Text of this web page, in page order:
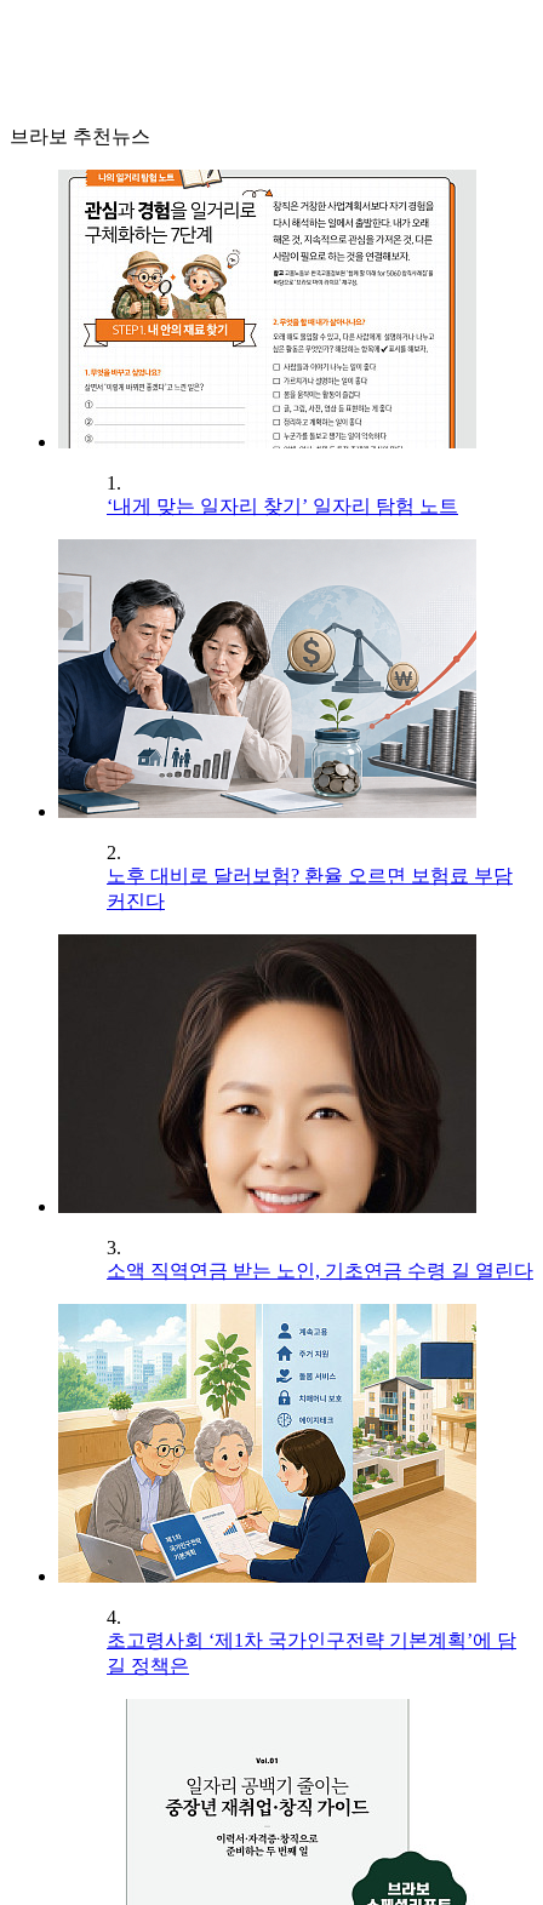
브라보 추천뉴스
1.
‘내게 맞는 일자리 찾기’ 일자리 탐험 노트
2.
노후 대비로 달러보험? 환율 오르면 보험료 부담
커진다
3.
소액 직역연금 받는 노인, 기초연금 수령 길 열린다
4.
초고령사회 ‘제1차 국가인구전략 기본계획’에 담
길 정책은